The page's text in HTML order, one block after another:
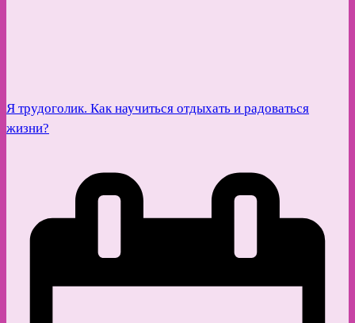
Я трудоголик. Как научиться отдыхать и радоваться
жизни?